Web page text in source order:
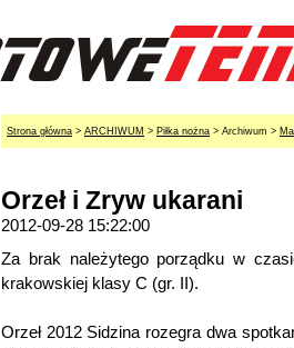
Strona główna > ARCHIWUM > Piłka nożna > Archiwum >
Orzeł i Zryw ukarani
2012-09-28 15:22:00
Za brak należytego porządku w
krakowskiej klasy C (gr. II).
Orzeł 2012 Sidzina rozegra dwa